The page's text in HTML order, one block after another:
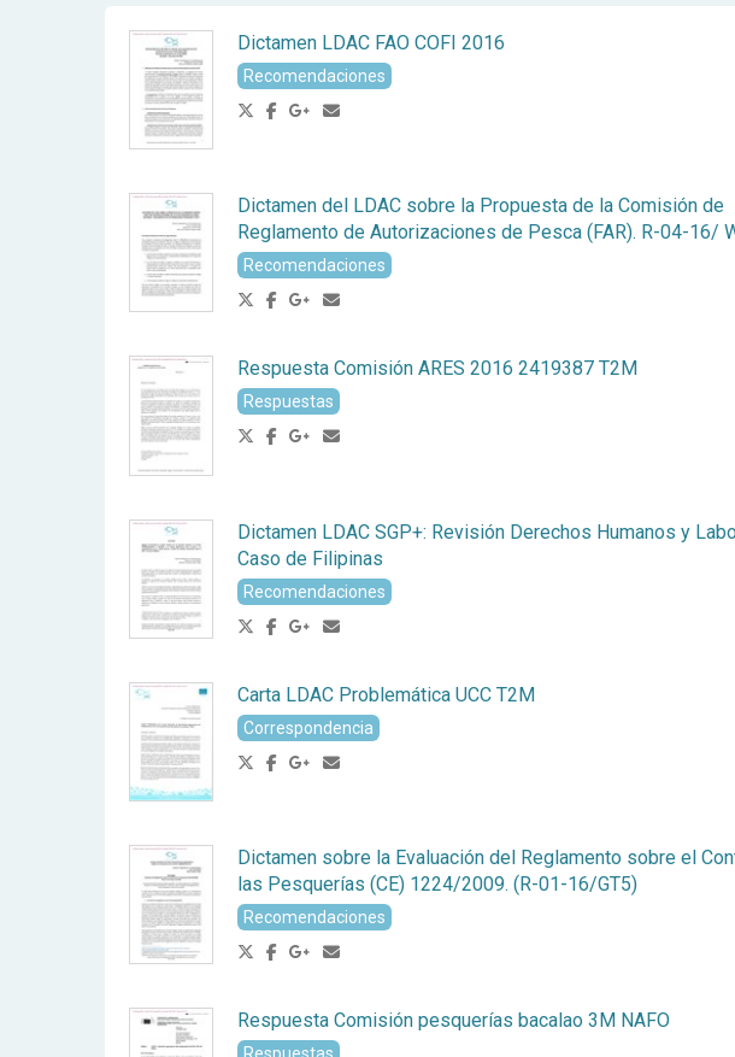
Dictamen LDAC FAO COFI 2016
Recomendaciones
Dictamen del LDAC sobre la Propuesta de la Comisión de
Reglamento de Autorizaciones de Pesca (FAR). R-04-16/
Recomendaciones
Respuesta Comisión ARES 2016 2419387 T2M
Respuestas
Dictamen LDAC SGP+: Revisión Derechos Humanos y
Caso de Filipinas
Recomendaciones
Carta LDAC Problemática UCC T2M
Correspondencia
Dictamen sobre la Evaluación del Reglamento sobre el
las Pesquerías (CE) 1224/2009. (R-01-16/GT5)
Recomendaciones
Respuesta Comisión pesquerías bacalao 3M NAFO